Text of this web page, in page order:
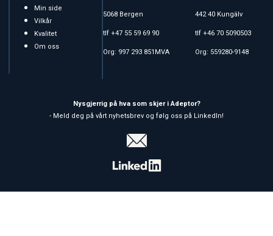
Min side
Vilkår
Kvalitet
Om oss
5068 Bergen
tlf +47 55 59 69 90
Org: 997 293 851MVA
442 40 Kungälv
tlf +46 70 5090503
Org: 559280-9148
Nysgjerrig på hva som skjer i Adeptor?
- Meld deg på vårt nyhetsbrev og følg oss på LinkedIn!